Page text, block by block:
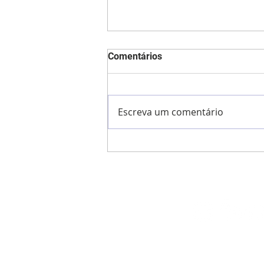
Comentários
Escreva um comentário